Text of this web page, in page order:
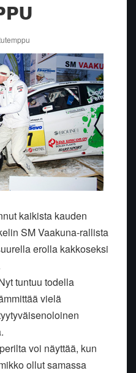
kaikista kauden
SM Vaakuna-rallista
erolla kakkoseksi
tuntuu todella
vielä
voi näyttää, kun
ollut samassa